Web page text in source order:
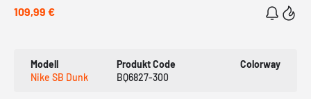
109,99 €
Modell
Nike SB Dunk
Produkt Code
BQ6827-300
Colorway